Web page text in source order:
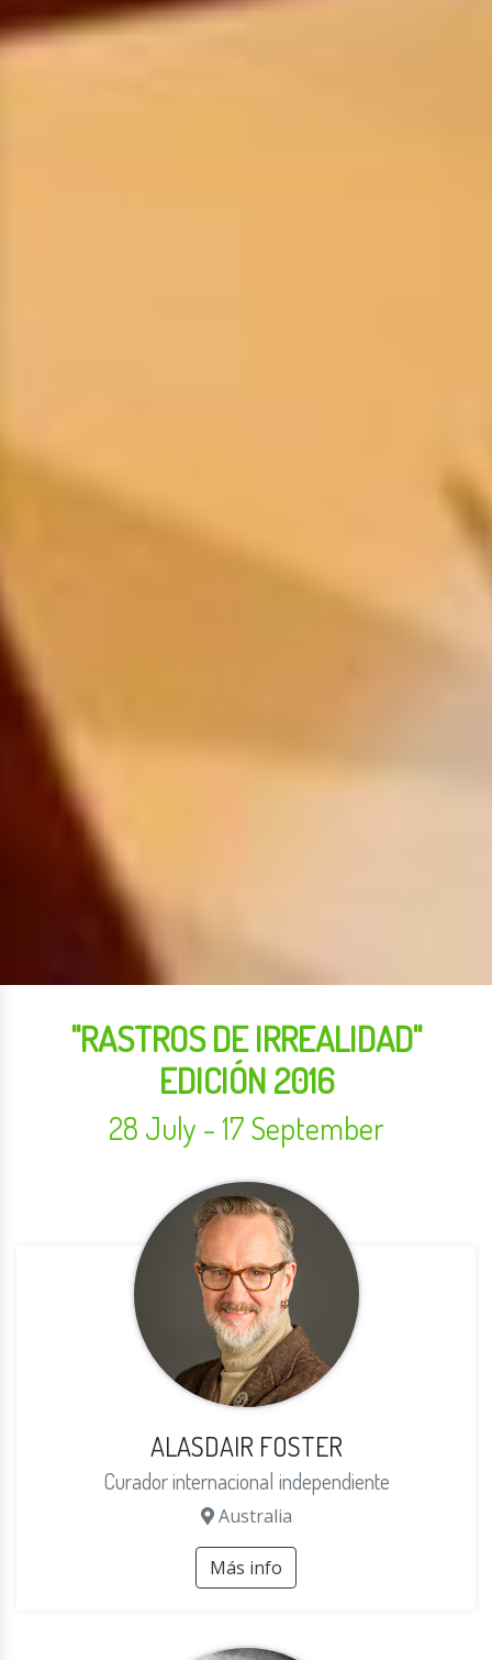
"RASTROS DE IRREALIDAD"
EDICIÓN 2016
28 July - 17 September
ALASDAIR FOSTER
Curador internacional independiente
Australia
Más info